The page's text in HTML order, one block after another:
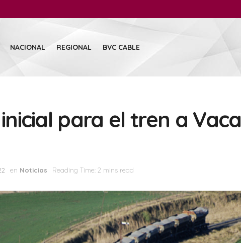
NACIONAL REGIONAL BVC CABLE
para el tren a Vaca
en Noticias Reading Time: 2 mins read